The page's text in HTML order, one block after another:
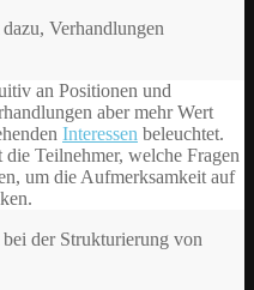
Verhandlungen
an Positionen und
aber mehr Wert
Interessen beleuchtet.
Teilnehmer, welche Fragen
um die Aufmerksamkeit auf
der Strukturierung von